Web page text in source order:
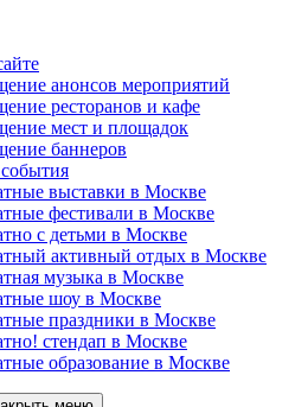
анонсов мероприятий
ресторанов и кафе
мест и площадок
баннеров
выставки в Москве
фестивали в Москве
с детьми в Москве
активный отдых в Москве
музыка в Москве
шоу в Москве
праздники в Москве
стендап в Москве
образование в Москве